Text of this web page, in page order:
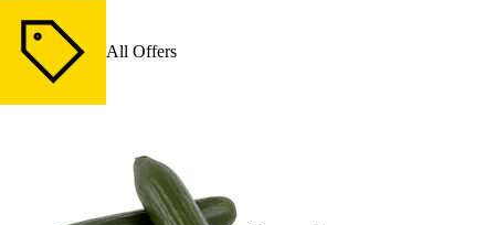
All Offers